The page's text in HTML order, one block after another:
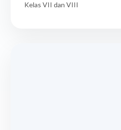
Kelas VII dan VIII